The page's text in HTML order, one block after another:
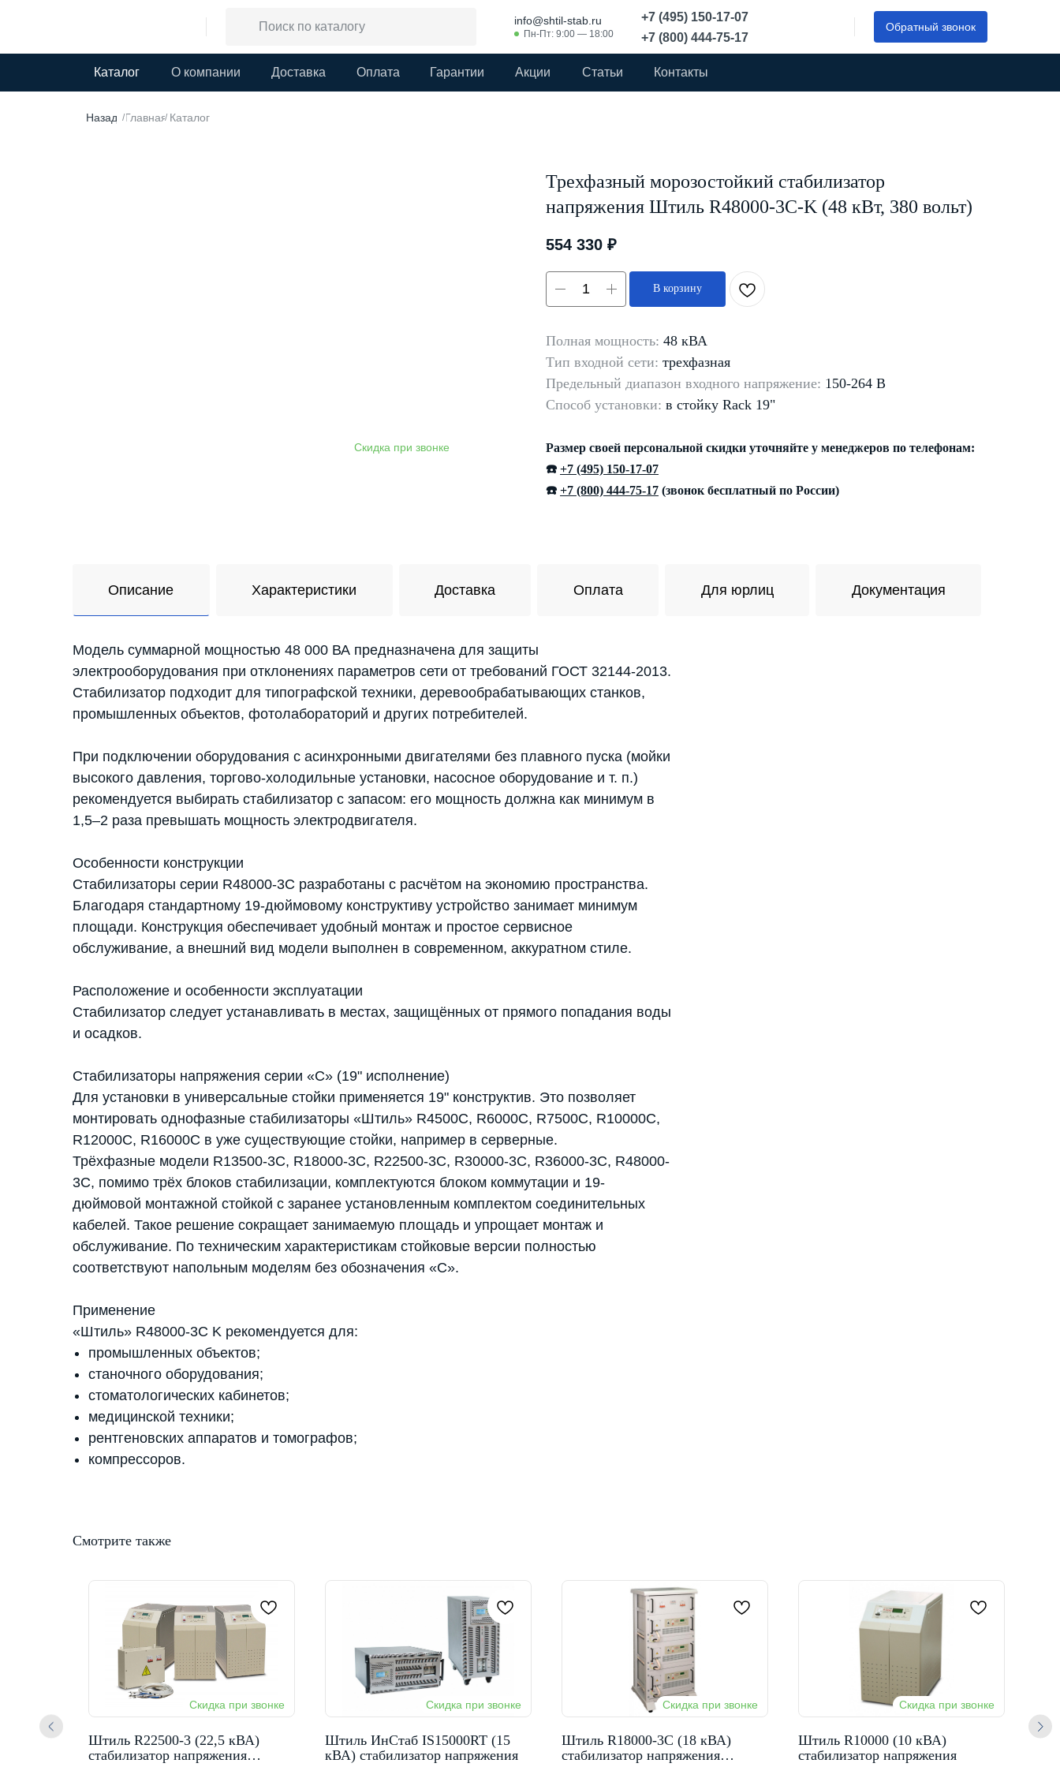
+7 (495) 150-17-07
info@shtil-stab.ru Обратный звонок
Пн-Пт: 9:00 — 18:00 +7 (800) 444-75-17
Каталог О компании Доставка Оплата Гарантии Акции Статьи Контакты
/Главная/ Каталог
Назад
Трехфазный морозостойкий стабилизатор
напряжения Штиль R48000-3C-K (48 кВт, 380 вольт)
554 330 ₽
В корзину
Полная мощность: 48 кВА
Тип входной сети: трехфазная
Предельный диапазон входного напряжение: 150-264 В
Способ установки: в стойку Rack 19"
Размер своей персональной скидки уточняйте у менеджеров по телефонам:
☎️ +7 (495) 150-17-07
☎️ +7 (800) 444-75-17 (звонок бесплатный по России)
Описание Характеристики Доставка Оплата Для юрлиц Документация
Модель суммарной мощностью 48 000 ВА предназначена для защиты
электрооборудования при отклонениях параметров сети от требований ГОСТ 32144-2013.
Стабилизатор подходит для типографской техники, деревообрабатывающих станков,
промышленных объектов, фотолабораторий и других потребителей.
При подключении оборудования с асинхронными двигателями без плавного пуска (мойки
высокого давления, торгово-холодильные установки, насосное оборудование и т. п.)
рекомендуется выбирать стабилизатор с запасом: его мощность должна как минимум в
1,5–2 раза превышать мощность электродвигателя.
Особенности конструкции
Стабилизаторы серии R48000-3C разработаны с расчётом на экономию пространства.
Благодаря стандартному 19-дюймовому конструктиву устройство занимает минимум
площади. Конструкция обеспечивает удобный монтаж и простое сервисное
обслуживание, а внешний вид модели выполнен в современном, аккуратном стиле.
Расположение и особенности эксплуатации
Стабилизатор следует устанавливать в местах, защищённых от прямого попадания воды
и осадков.
Стабилизаторы напряжения серии «С» (19" исполнение)
Для установки в универсальные стойки применяется 19" конструктив. Это позволяет
монтировать однофазные стабилизаторы «Штиль» R4500C, R6000C, R7500C, R10000C,
R12000C, R16000C в уже существующие стойки, например в серверные.
Трёхфазные модели R13500-3C, R18000-3C, R22500-3C, R30000-3C, R36000-3C, R48000-
3C, помимо трёх блоков стабилизации, комплектуются блоком коммутации и 19-
дюймовой монтажной стойкой с заранее установленным комплектом соединительных
кабелей. Такое решение сокращает занимаемую площадь и упрощает монтаж и
обслуживание. По техническим характеристикам стойковые версии полностью
соответствуют напольным моделям без обозначения «С».
Применение
«Штиль» R48000-3C K рекомендуется для:
промышленных объектов;
станочного оборудования;
стоматологических кабинетов;
медицинской техники;
рентгеновских аппаратов и томографов;
компрессоров.
Смотрите также
Штиль R22500-3 (22,5 кВА)
стабилизатор напряжения
Штиль ИнСтаб IS15000RT (15
кВА) стабилизатор напряжения
Штиль R18000-3C (18 кВА)
стабилизатор напряжения
Штиль R10000 (10 кВА)
стабилизатор напряжения